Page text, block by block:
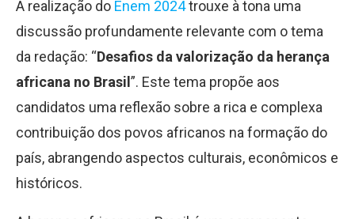
A realização do Enem 2024trouxe à tona uma
discussão profundamente relevante com o tema
da redação: “Desafios da valorização da herança
africana no Brasil ”. Este tema propõe aos
candidatos uma reflexão sobre a rica e complexa
contribuição dos povos africanos na formação do
país, abrangendo aspectos culturais, econômicos e
históricos.